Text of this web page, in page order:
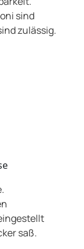
sind
zulässig.
saß.